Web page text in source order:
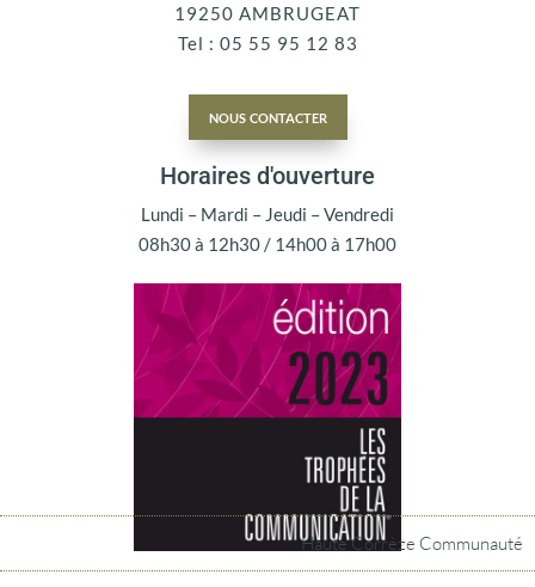
19250 AMBRUGEAT
Tel : 05 55 95 12 83
nous contacter
Horaires d'ouverture
Lundi – Mardi – Jeudi – Vendredi
08h30 à 12h30 / 14h00 à 17h00
Haute Corrèze Communauté